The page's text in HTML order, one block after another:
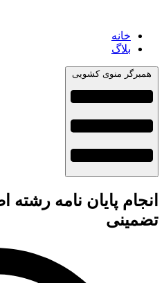
خانه
بلاگ
همبرگر منوی کشویی
انجام پایان نامه رشته
تضمینی